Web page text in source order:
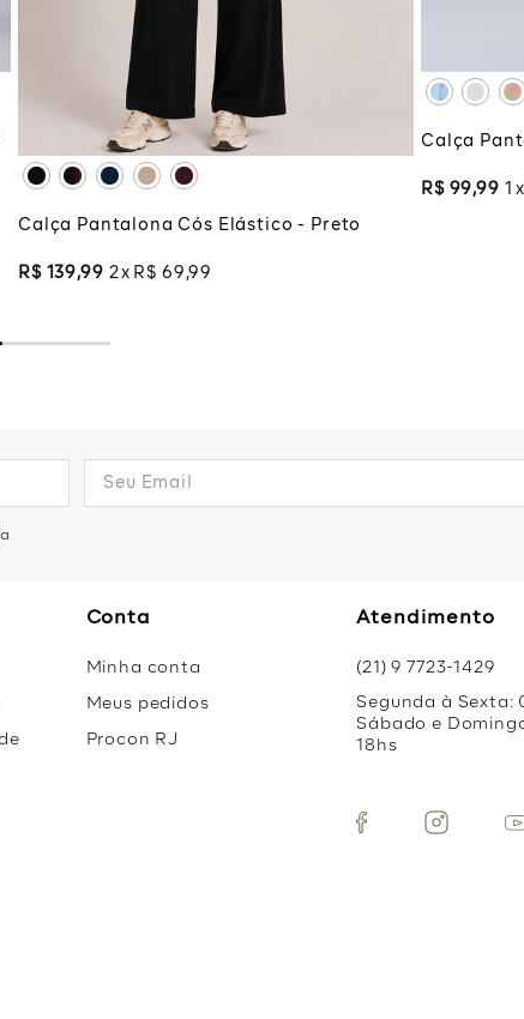
G
M
P
XGG
ADICIONAR À SACOLA
Calça Pantalona Cós Elástico - Preto
R$ 139,99 2 R$ 69 ,99
Calça
R$ 99,99 1
Conta
Minha conta
Meus pedidos
Procon RJ
Atendimento
(21) 9 7723-1429
Segunda à Sexta:
Sábado e
18hs